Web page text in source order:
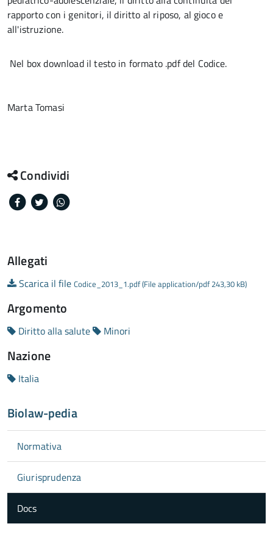
rapporto con i genitori, il diritto al riposo, al gioco e
all'istruzione.
Nel box download il testo in formato .pdf del Codice.
Marta Tomasi
Condividi
Facebook
Twitter
Allegati
Scarica il file Codice_2013_1.pdf (File application/pdf 243,30 kB)
Argomento
Diritto alla salute Minori
Nazione
Italia
Biolaw-pedia
Normativa
Giurisprudenza
Docs